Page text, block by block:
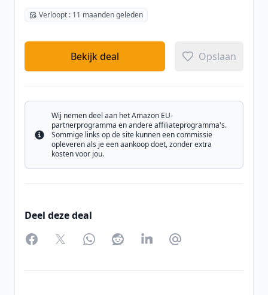
Verloopt : 11 maanden geleden
Bekijk deal Opslaan
Info
Wij nemen deel aan het Amazon EU-
partnerprogramma en andere affiliateprogramma's.
Sommige links op de site kunnen een commissie
opleveren als je een aankoop doet, zonder extra
kosten voor jou.
Deel deze deal
FacebookTwitterWhatsAppRedditLinkedInPartager par Email